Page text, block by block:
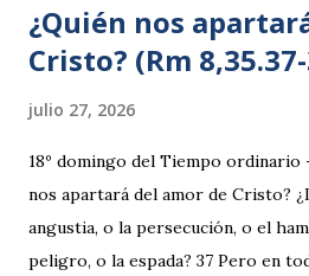
¿Quién nos
Cristo? (Rm
julio 27, 2026
18º domingo del Tiempo ordinario
nos apartará del amor de Cristo?
angustia, o la persecución, o el
peligro, o la espada? 37 Pero en